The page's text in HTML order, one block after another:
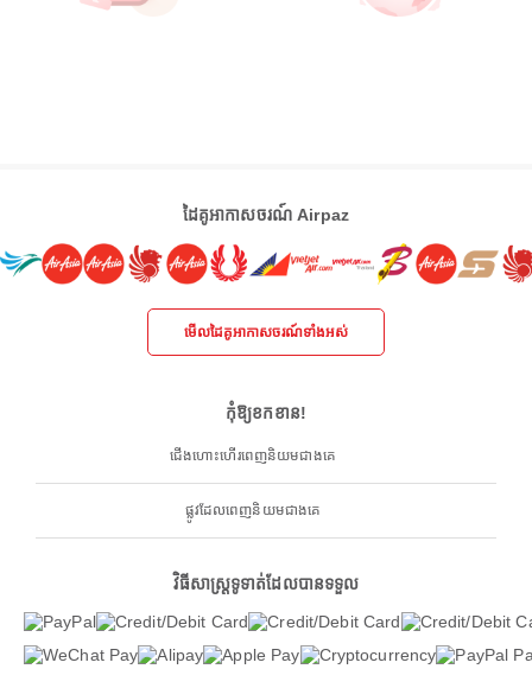
ដៃគូអាកាសចរណ៍ Airpaz
មើលដៃគូអាកាសចរណ៍ទាំងអស់
កុំឱ្យខកខាន!
ជើងហោះហើរពេញនិយមជាងគេ
ផ្លូវដែលពេញនិយមជាងគេ
វិធីសាស្ត្រទូទាត់ដែលបានទទួល